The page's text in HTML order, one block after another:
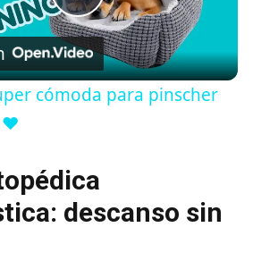
P
l
y
V
cómoda para pinscher
❤️
descanso sin